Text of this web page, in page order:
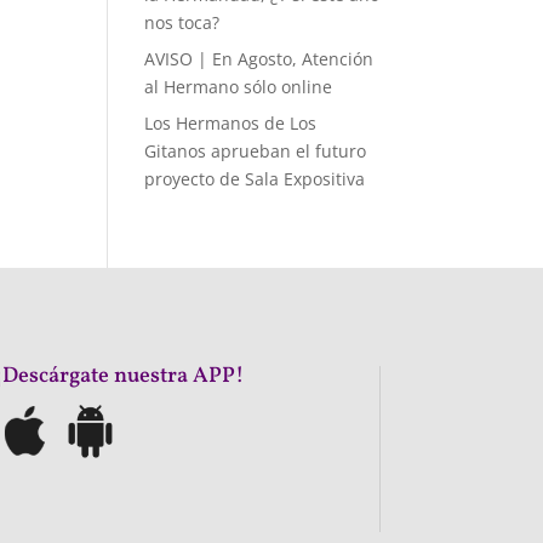
nos toca?
AVISO | En Agosto, Atención
al Hermano sólo online
Los Hermanos de Los
Gitanos aprueban el futuro
proyecto de Sala Expositiva
nuestra APP!